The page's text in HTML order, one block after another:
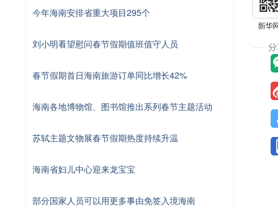
今年海南安排省重大项目295个
刘小明看望慰问春节假期值班值守人员
春节假期首日海南旅游订单同比增长42%
海南各地博物馆、图书馆推出系列春节主题活动
苏轼主题文物展春节假期热度持续升温
海南省妇儿中心迎来龙宝宝
部分国家人员可以用更多事由免签入境海南